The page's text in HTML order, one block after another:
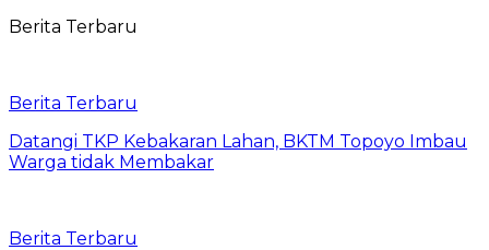
Berita Terbaru
Berita Terbaru
Datangi TKP Kebakaran Lahan, BKTM Topoyo Imbau
Warga tidak Membakar
Berita Terbaru